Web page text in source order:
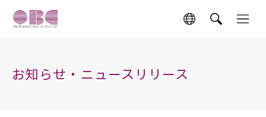
お知らせ・ニュースリリース